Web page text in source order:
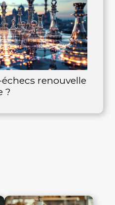
renouvelle
?